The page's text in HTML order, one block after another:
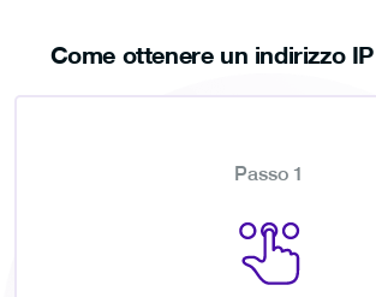
Come ottenere un indirizzo
Passo 1